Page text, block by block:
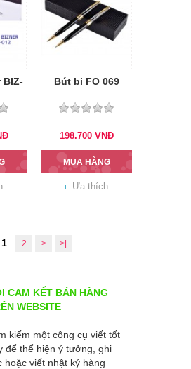
BIZ-
Bút bi FO 069
198.700 VNĐ
MUA HÀNG
Ưa thích
1 2 > >|
KẾT BÁN HÀNG
WEBSITE
kiếm một công cụ viết tốt
để thể hiện ý tưởng, ghi
hoặc viết nhật ký hàng